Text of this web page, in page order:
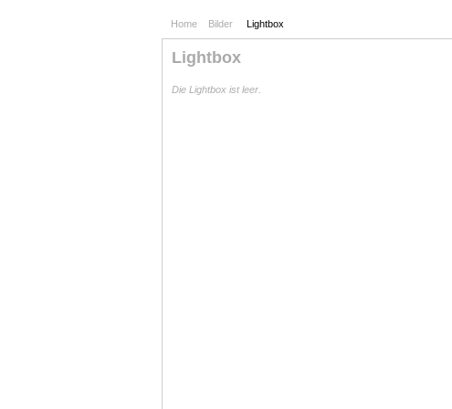
Home Bilder Lightbox
Lightbox
Die Lightbox ist leer.